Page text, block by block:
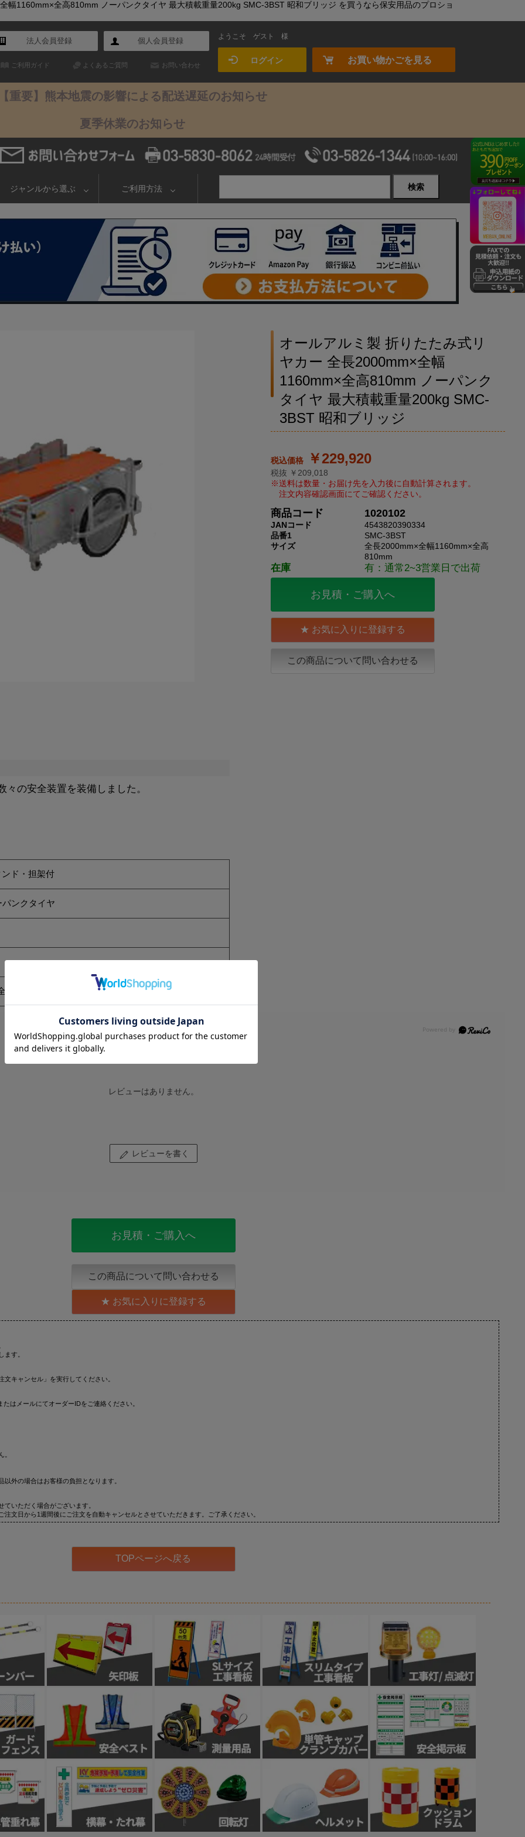
幅1160mm×全高810mm ノーパンクタイヤ 最大積載重量200kg SMC-3BST 昭和ブリッジ を買うなら保安用品のプロショ
法人会員登録 個人会員登録
ご利用ガイド よくあるご質問 お問い合わせ
ようこそ ゲスト 様
ログイン お買い物かごを見る
重要】熊本地震の影響による配送遅延のお知らせ
夏季休業のお知らせ
ジャンルから選ぶ ご利用方法 検索
の安全装置を装備しました。
ド・担架付
ンクタイヤ
幅1160mm×全高810mm
オールアルミ製 折りたたみ式リ
ヤカー 全長2000mm×全幅
1160mm×全高810mm ノーパンク
タイヤ 最大積載重量200kg SMC-
3BST 昭和ブリッジ
￥229,920
税抜 ￥209,018
商品コード 1020102
JANコード
4543820390334
品番1
SMC-3BST
サイズ
全長2000mm×全幅1160mm×全高
810mm
在庫 有：通常2~3営業日で出荷
お見積・ご購入へ
この商品について問い合わせる
お気に入りに登録する
レビューはありません。
レビューを書く
お見積・ご購入へ
この商品について問い合わせる
お気に入りに登録する
す。
キャンセル」を実行してください。
はメールにてオーダーIDをご連絡ください。
。
外の場合はお客様の負担となります。
いただく場合がございます。
文日から1週間後にご注文を自動キャンセルとさせていただきます。ご了承ください。
TOPページへ戻る